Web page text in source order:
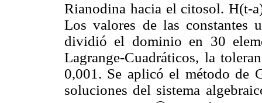
Rianodina hacia el citosol. H(t-
Los valores de las constantes
dividió el dominio en 30
Lagrange-Cuadráticos, la
0,001. Se aplicó el método de
soluciones del sistema